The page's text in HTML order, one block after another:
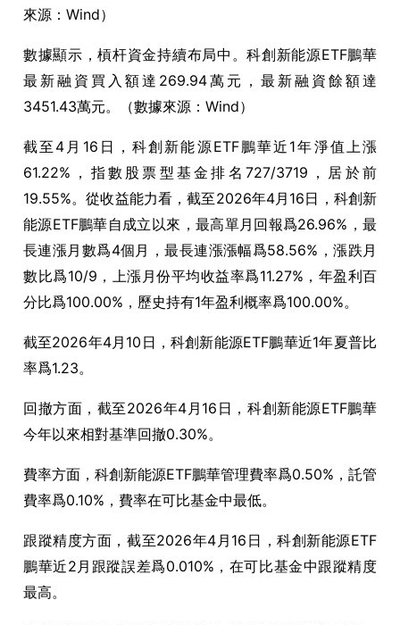
來源：Wind）
數據顯示，槓杆資金持續布局中。科創新能源ETF鵬華
最新融資買入額達269.94萬元，最新融資餘額達
3451.43萬元。（數據來源：Wind）
截至4月16日，科創新能源ETF鵬華近1年淨值上漲
61.22%，指數股票型基金排名727/3719，居於前
19.55%。從收益能力看，截至2026年4月16日，科創新
能源ETF鵬華自成立以來，最高單月回報爲26.96%，最
長連漲月數爲4個月，最長連漲漲幅爲58.56%，漲跌月
數比爲10/9，上漲月份平均收益率爲11.27%，年盈利百
分比爲100.00%，歷史持有1年盈利概率爲100.00%。
截至2026年4月10日，科創新能源ETF鵬華近1年夏普比
率爲1.23。
回撤方面，截至2026年4月16日，科創新能源ETF鵬華
今年以來相對基準回撤0.30%。
費率方面，科創新能源ETF鵬華管理費率爲0.50%，託管
費率爲0.10%，費率在可比基金中最低。
跟蹤精度方面，截至2026年4月16日，科創新能源ETF
鵬華近2月跟蹤誤差爲0.010%，在可比基金中跟蹤精度
最高。